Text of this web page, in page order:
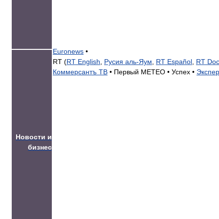
Новости и
бизнес
Euronews •
RT (RT English Русия аль-Яум RT Español RT
Коммерсантъ ТВ • Первый МЕТЕО • Успех •